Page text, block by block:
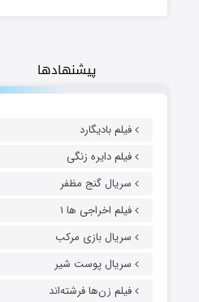
پیشنهادها
فیلم بادیگارد
فیلم دایره زنگی
سریال گنج مظفر
فیلم اخراجی ها ۱
سریال بازی مرکب
سریال پوست شیر
فیلم زن‌ها فرشته‌اند